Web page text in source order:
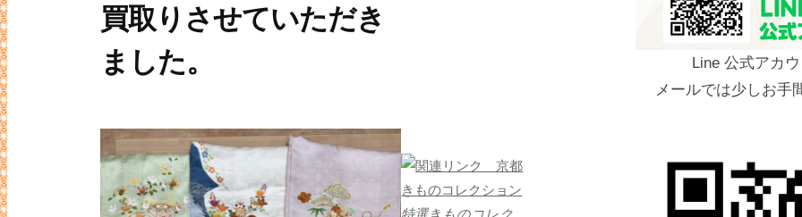
ー
買取りさせていただき
ました。
特選きものコレク
Line 公式アカ
メールでは少しお手